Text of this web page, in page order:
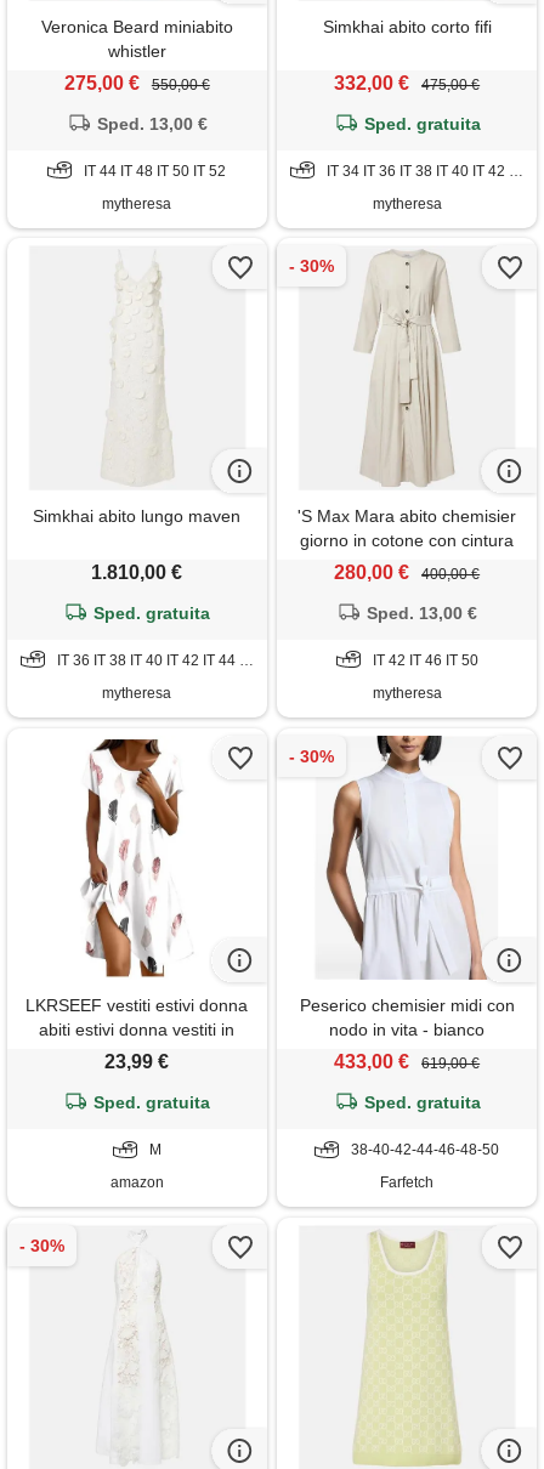
Veronica Beard miniabito
whistler
275,00 € 550,00 €
Sped. 13,00 €
IT 44 IT 48 IT 50 IT 52
mytheresa
Simkhai abito corto fifi
332,00 € 475,00 €
Sped. gratuita
IT 34 IT 36 IT 38 IT 40 IT 42 IT 44 IT 46 IT 48 IT 50
mytheresa
Simkhai abito lungo maven
1.810,00 €
Sped. gratuita
IT 36 IT 38 IT 40 IT 42 IT 44 IT 46 IT 48 IT 50
mytheresa
'S Max Mara abito chemisier
giorno in cotone con cintura
280,00 € 400,00 €
Sped. 13,00 €
IT 42 IT 46 IT 50
mytheresa
LKRSEEF vestiti estivi donna
abiti estivi donna vestiti in
cotone vestito estivo elegante
spiaggia boho midi estate
casual camicione curvy
leggeri
23,99 €
Sped. gratuita
M
amazon
Peserico chemisier midi con
nodo in vita - bianco
433,00 € 619,00 €
Sped. gratuita
38-40-42-44-46-48-50
Farfetch